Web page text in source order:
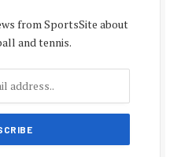
from SportsSite about
and tennis.